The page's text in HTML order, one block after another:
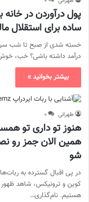
پول درآوردن در
ساده برای استقلال
خسته شدی از صبح تا شب سر
درآمد داشته باشی؟ خب، خوش
بیشتر بخوانید »
طهرانی ۰
هنوز تو داری تو
همین الان جمز رو
شو
در پی اقبال گسترده به
کوین و ترونیکس، شاهد ظهور
هستیم. نام‌گذاری…